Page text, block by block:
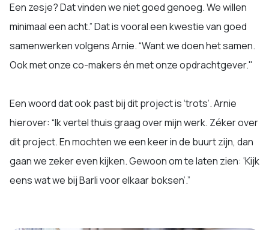
Een zesje? Dat vinden we niet goed genoeg. We willen
minimaal een acht.” Dat is vooral een kwestie van goed
samenwerken volgens Arnie. “Want we doen het samen.
Ook met onze co-makers én met onze opdrachtgever."
Een woord dat ook past bij dit project is ‘trots’. Arnie
hierover: “Ik vertel thuis graag over mijn werk. Zéker over
dit project. En mochten we een keer in de buurt zijn, dan
gaan we zeker even kijken. Gewoon om te laten zien: ‘Kijk
eens wat we bij Barli voor elkaar boksen’.”